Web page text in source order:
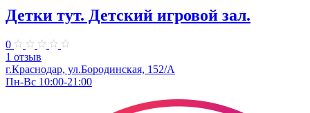
Детки тут. Детский игровой зал.
0
1 отзыв
г.Краснодар, ул.​Бородинская, 152/А
Пн-Вс 10:00-21:00